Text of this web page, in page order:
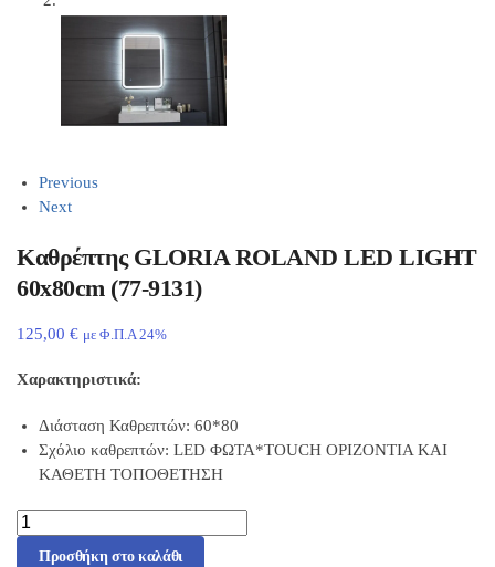
Previous
Next
Καθρέπτης GLORIA ROLAND LED LIGHT
60x80cm (77-9131)
125,00 € με Φ.Π.Α 24%
Χαρακτηριστικά:
Διάσταση Καθρεπτών: 60*80
Σχόλιο καθρεπτών: LED ΦΩΤΑ*TOUCH ΟΡΙΖΟΝΤΙΑ ΚΑΙ
ΚΑΘΕΤΗ ΤΟΠΟΘΕΤΗΣΗ
Προσθήκη στο καλάθι